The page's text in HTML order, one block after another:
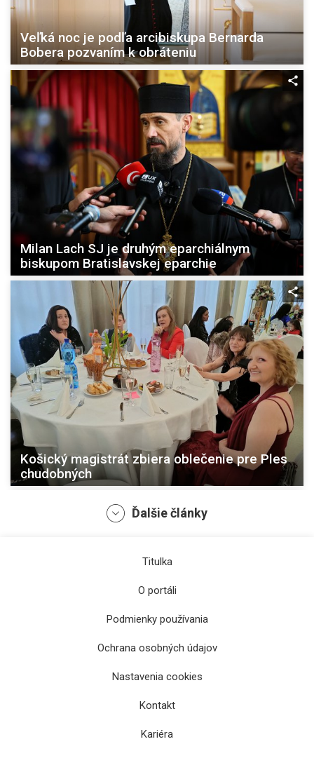
Veľká noc je podľa arcibiskupa Bernarda
Bobera pozvaním k obráteniu
Milan Lach SJ je druhým eparchiálnym
biskupom Bratislavskej eparchie
Košický magistrát zbiera oblečenie pre Ples
chudobných
Košický trojkráľový beh bude mať po
prvýkrát aj charitatívny rozmer
Ďalšie články
Titulka
O portáli
Podmienky používania
Ochrana osobných údajov
Nastavenia cookies
Kontakt
Kariéra